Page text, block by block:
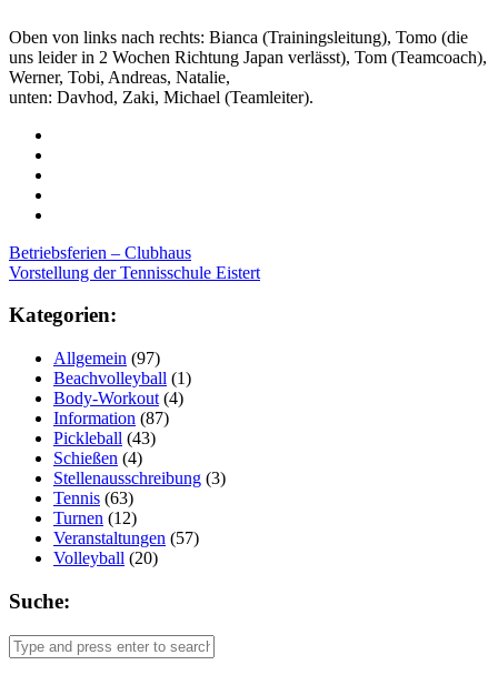
Oben von links nach rechts: Bianca (Trainingsleitung), Tomo (die
uns leider in 2 Wochen Richtung Japan verlässt), Tom (Teamcoach),
Werner, Tobi, Andreas, Natalie,
unten: Davhod, Zaki, Michael (Teamleiter).
Post
navigation
Betriebsferien – Clubhaus
Vorstellung der Tennisschule Eistert
Kategorien:
Allgemein (97)
Beachvolleyball (1)
Body-Workout (4)
Information (87)
Pickleball (43)
Schießen (4)
Stellenausschreibung (3)
Tennis (63)
Turnen (12)
Veranstaltungen (57)
Volleyball (20)
Suche: